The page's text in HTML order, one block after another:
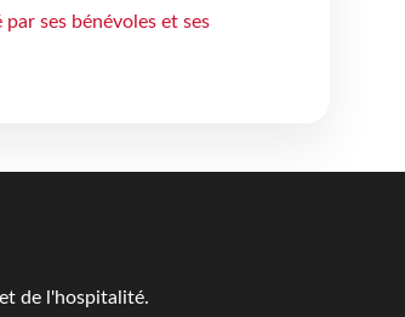
ses bénévoles et ses
de l'hospitalité.